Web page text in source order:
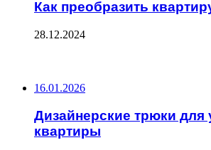
Как преобразить
28.12.2024
16.01.2026
Дизайнерские трюки для
квартиры